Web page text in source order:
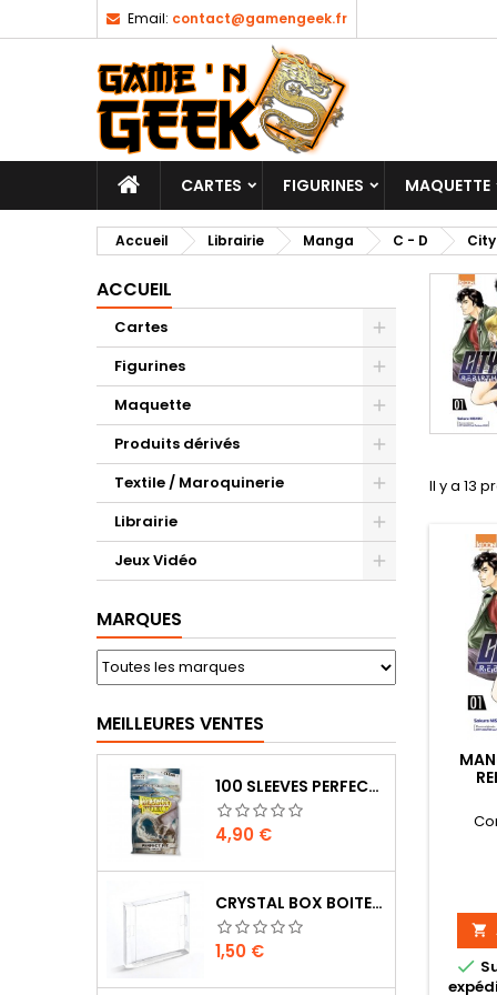
Email: contact@gamengeek.fr
CARTES FIGURINES MAQUETTE
Accueil Librairie Manga C - D
ACCUEIL
Cartes
Figurines
Maquette
Produits dérivés
Textile / Maroquinerie
Librairie
Jeux Vidéo
MARQUES
MEILLEURES VENTES
100 SLEEVES PERFECT-FIT DRAGON SHIELD TRANSPARENT 63X88 MM
Prix
4,90 €
CRYSTAL BOX BOITE GAME BOY
Prix
1,50 €
Il y a 13

